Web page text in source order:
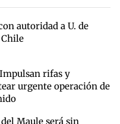
autoridad a U. de
rifas y
urgente operación de
Maule será sin